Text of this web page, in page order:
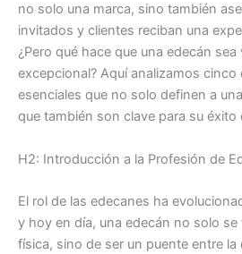
no solo una marca, sino también
invitados y clientes reciban una
¿Pero qué hace que una edecán
excepcional? Aquí analizamos cinco
esenciales que no solo definen a
que también son clave para su éxito
H2: Introducción a la Profesión de
El rol de las edecanes ha
y hoy en día, una edecán no solo se
física, sino de ser un puente entre la